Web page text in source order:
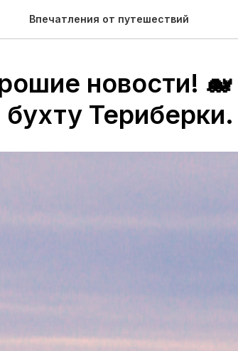
Впечатления от путешествий
новости!
бухту Териберки.